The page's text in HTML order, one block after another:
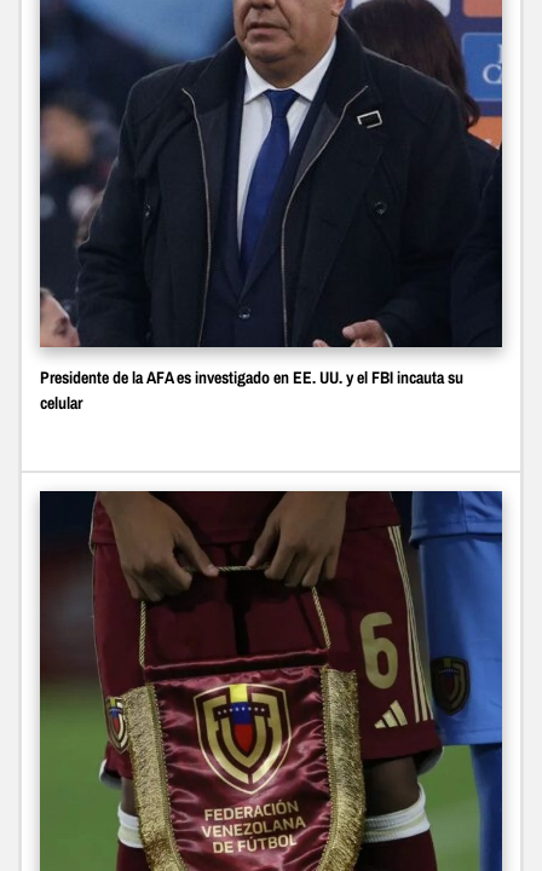
Presidente de la AFA es investigado en EE. UU. y el FBI incauta su
celular